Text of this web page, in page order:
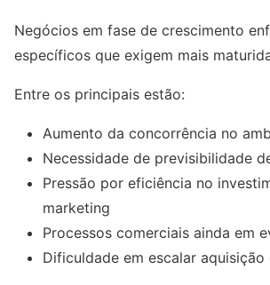
Negócios em fase de crescimento
específicos que exigem mais
Entre os principais estão:
Aumento da concorrência no
Necessidade de previsibilidade
Pressão por eficiência no
marketing
Processos comerciais ainda em
Dificuldade em escalar aquisição